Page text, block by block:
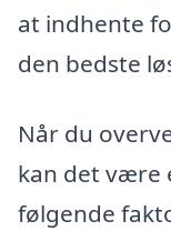
at indhente
den bedste
Når du
kan det være
følgende